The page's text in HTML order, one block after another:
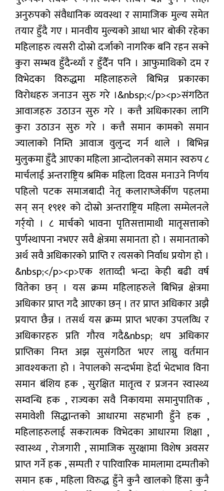
अनुरुपको संवैधानिक व्यवस्था र सामाजिक मुल्य समेत
तयार हुँदै गए । मानवीय मुल्यको आधा भार बोकी रहेका
महिलाहरु त्यसरी दोस्रो दर्जाको नागरिक बनि रहन सक्ने
कुरा सम्भव हुँदैन्थ्याँ र हुँदैँन पनि । आफुमाथिको दम र
विभेदका विरुद्धमा महिलाहरुले बिभिन्न प्रकारका
विरोधहरु जनाउन सुरु गरे ।&nbsp;</p><p>संगठित
आवाजहरु उठाउन सुरु गरे । कत्तै अधिकारका लागि
कुरा उठाउन सुरु गरे । कत्तै समान कामको समान
ज्यालाको निम्ति आवाज वुलुन्द गर्न थाले । बिभिन्न
मुलुकमा हुँदै आएका महिला आन्दोलनको समान स्वरुप ८
मार्चलाई अन्तराष्ट्रिय श्रमिक महिला दिवस मनाउने निर्णय
पहिलो पटक समाजबादी नेतृ कलाराष्जेर्कीण पहलमा
सन् सन् १९११ को दोस्रो अन्तराष्ट्रिय महिला सम्मेलनले
गर्र्यो । ८ मार्चको भावना पृतिसत्तामाथी मातृसत्ताको
पुर्णस्थापना नभएर सवै क्षेत्रमा समानता हो । समानताको
अर्थ सवै अधिकारको प्राप्ति र त्यसको निर्वाध प्रयोग हो ।
&nbsp;</p><p>एक शताव्दी भन्दा केही बढी वर्ष
वितेका छन् । यस क्रम्म महिलाहरुले बिभिन्न क्षेत्रमा
अधिकार प्राप्त गदै आएका छन् । तर प्राप्त अधिकार अझै
प्रयाप्त छैन्न । तसर्थ यस क्रम्म प्राप्त भएका उपलव्धि र
अधिकारहरु प्रति गौरव गदै&nbsp; थप अधिकार
प्राप्तिका निम्त अझ सुसंगठित भएर लाग्नु वर्तमान
आवश्यकता हो । नेपालको सन्दर्भमा हेर्दा भेदभाव विना
समान बंशिय हक , सुरक्षित मातृत्व र प्रजनन स्वास्थ्य
सम्वन्धि हक , राज्यका सवै निकायमा समानुपातिक ,
समावेशी सिद्धान्तको आधारमा सहभागी हुँने हक ,
महिलाहरुलाई सकरात्मक विभेदका आधारमा शिक्षा ,
स्वास्थ्य , रोजगारी , सामाजिक सुरक्षामा विशेष अवसर
प्राप्त गर्ने हक , सम्पती र पारिवारिक मामलामा दम्पतीको
समान हक , महिला विरुद्ध हुँने कुनै खालको हिंसा कुनै